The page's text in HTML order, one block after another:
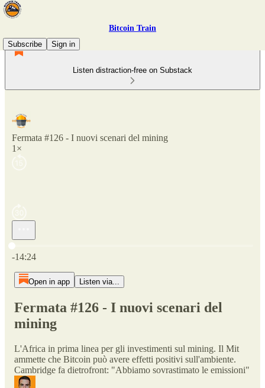
Bitcoin Train
Subscribe
Sign in
Listen distraction-free on Substack
Fermata #126 - I nuovi scenari del mining
1×
Current time: 0:00 / Total time: -14:24
-14:24
Open in app Listen via...
Fermata #126 - I nuovi scenari del
mining
L'Africa in prima linea per gli investimenti sul mining. Il Mit
ammette che Bitcoin può avere effetti positivi sull'ambiente.
Cambridge fa dietrofront: "Abbiamo sovrastimato le emissioni"